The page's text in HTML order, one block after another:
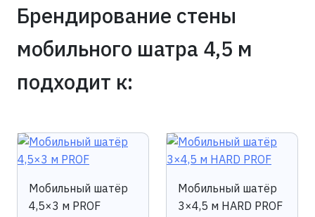
Брендирование стены
мобильного шатра 4,5 м
подходит к:
Мобильный шатёр
4,5×3 м PROF
Мобильный шатёр
3×4,5 м HARD PROF